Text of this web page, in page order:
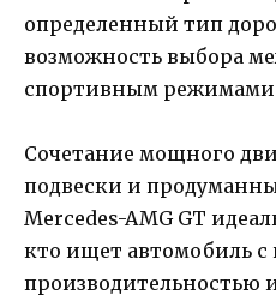
определенный тип
возможность выбора
спортивным
Сочетание мощного
подвески и
Mercedes-AMG GT
кто ищет автомобиль с
производительностью